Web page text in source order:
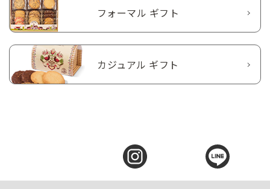
フォーマル ギフト
カジュアル ギフト